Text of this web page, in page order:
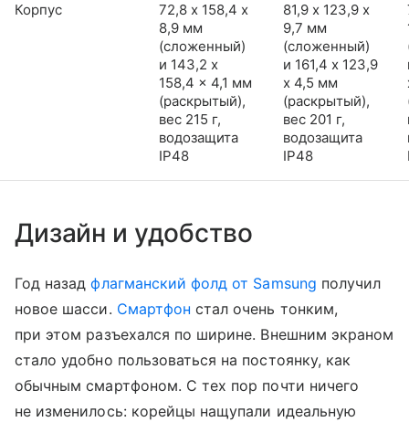
Корпус
72,8 х 158,4 х
8,9 мм
(сложенный)
и 143,2 x
158,4 x 4,1 мм
(раскрытый),
вес 215 г,
водозащита
IP48
81,9 х 123,9 х
9,7 мм
(сложенный)
и 161,4 x 123,9
x 4,5 мм
(раскрытый),
вес 201 г,
водозащита
IP48
Дизайн и удобство
Год назадфлагманский фолд от Samsung получил
новое шасси. Смартфон стал очень тонким,
при этом разъехался по ширине. Внешним экраном
стало удобно пользоваться на постоянку, как
обычным смартфоном. С тех пор почти ничего
не изменилось: корейцы нащупали идеальную